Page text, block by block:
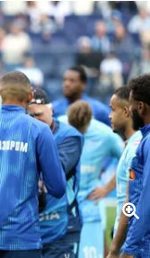
как «Зенит» стал